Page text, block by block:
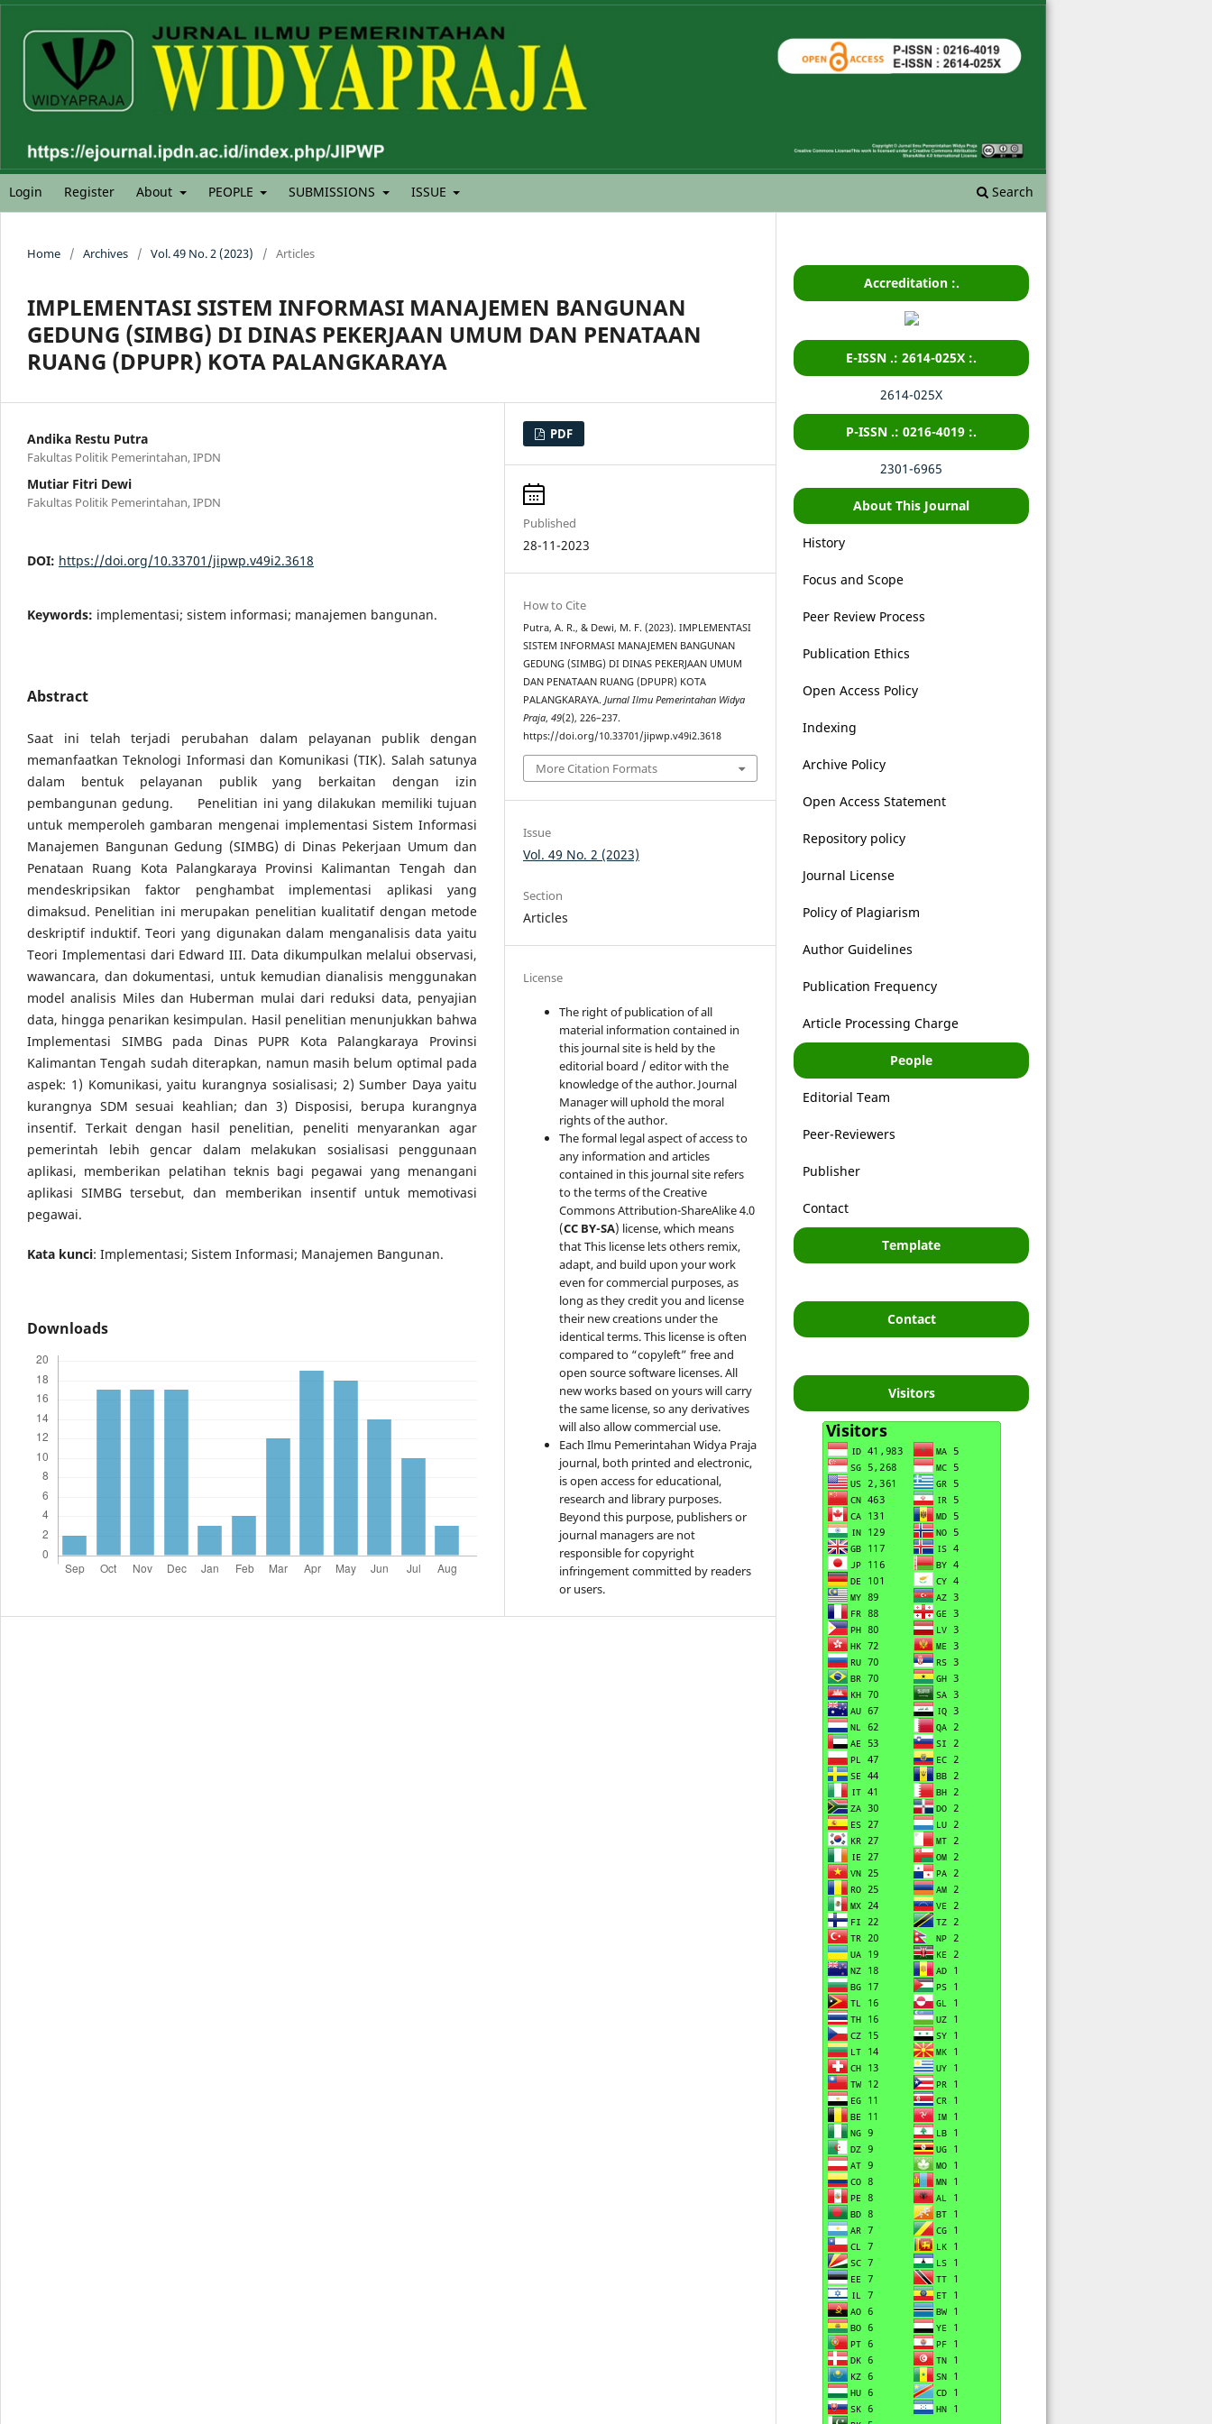
Login Register About PEOPLE SUBMISSIONS ISSUE Search
Home / Archives / Vol. 49 No. 2 (2023) / Articles
IMPLEMENTASI SISTEM INFORMASI MANAJEMEN BANGUNAN
GEDUNG (SIMBG) DI DINAS PEKERJAAN UMUM DAN PENATAAN
RUANG (DPUPR) KOTA PALANGKARAYA
Andika Restu Putra
Fakultas Politik Pemerintahan, IPDN
Mutiar Fitri Dewi
Fakultas Politik Pemerintahan, IPDN
DOI: https://doi.org/10.33701/jipwp.v49i2.3618
Keywords: implementasi; sistem informasi; manajemen bangunan.
Abstract
Saat ini telah terjadi perubahan dalam pelayanan publik dengan
memanfaatkan Teknologi Informasi dan Komunikasi (TIK). Salah satunya
dalam bentuk pelayanan publik yang berkaitan dengan izin
pembangunan gedung.
Penelitian ini yang dilakukan memiliki tujuan
untuk memperoleh gambaran mengenai implementasi Sistem Informasi
Manajemen Bangunan Gedung (SIMBG) di Dinas Pekerjaan Umum dan
Penataan Ruang Kota Palangkaraya Provinsi Kalimantan Tengah dan
mendeskripsikan faktor penghambat implementasi aplikasi yang
dimaksud. Penelitian ini merupakan penelitian kualitatif dengan metode
deskriptif induktif. Teori yang digunakan dalam menganalisis data yaitu
Teori Implementasi dari Edward III. Data dikumpulkan melalui observasi,
wawancara, dan dokumentasi, untuk kemudian dianalisis menggunakan
model analisis Miles dan Huberman mulai dari reduksi data, penyajian
data, hingga penarikan kesimpulan. Hasil penelitian menunjukkan bahwa
Implementasi SIMBG pada Dinas PUPR Kota Palangkaraya Provinsi
Kalimantan Tengah sudah diterapkan, namun masih belum optimal pada
aspek: 1) Komunikasi, yaitu kurangnya sosialisasi; 2) Sumber Daya yaitu
kurangnya SDM sesuai keahlian; dan 3) Disposisi, berupa kurangnya
insentif. Terkait dengan hasil penelitian, peneliti menyarankan agar
pemerintah lebih gencar dalam melakukan sosialisasi penggunaan
aplikasi, memberikan pelatihan teknis bagi pegawai yang menangani
aplikasi SIMBG tersebut, dan memberikan insentif untuk memotivasi
pegawai.
Kata kunci: Implementasi; Sistem Informasi; Manajemen Bangunan.
Downloads
PDF
Published
28-11-2023
How to Cite
Putra, A. R., & Dewi, M. F. (2023). IMPLEMENTASI
SISTEM INFORMASI MANAJEMEN BANGUNAN
GEDUNG (SIMBG) DI DINAS PEKERJAAN UMUM
DAN PENATAAN RUANG (DPUPR) KOTA
PALANGKARAYA.Jurnal Ilmu Pemerintahan Widya
Praja,49(2), 226–237.
https://doi.org/10.33701/jipwp.v49i2.3618
More Citation Formats
Issue
Vol. 49 No. 2 (2023)
Section
Articles
License
The right of publication of all
material information contained in
this journal site is held by the
editorial board / editor with the
knowledge of the author. Journal
Manager will uphold the moral
rights of the author.
The formal legal aspect of access to
any information and articles
contained in this journal site refers
to the terms of the Creative
Commons Attribution-ShareAlike 4.0
(CC BY-SA) license, which means
that This license lets others remix,
adapt, and build upon your work
even for commercial purposes, as
long as they credit you and license
their new creations under the
identical terms. This license is often
compared to “copyleft” free and
open source software licenses. All
new works based on yours will carry
the same license, so any derivatives
will also allow commercial use.
Each Ilmu Pemerintahan Widya Praja
journal, both printed and electronic,
is open access for educational,
research and library purposes.
Beyond this purpose, publishers or
journal managers are not
responsible for copyright
infringement committed by readers
or users.
Accreditation :.
E-ISSN .: 2614-025X :.
2614-025X
P-ISSN .: 0216-4019 :.
2301-6965
About This Journal
History
Focus and Scope
Peer Review Process
Publication Ethics
Open Access Policy
Indexing
Archive Policy
Open Access Statement
Repository policy
Journal License
Policy of Plagiarism
Author Guidelines
Publication Frequency
Article Processing Charge
People
Editorial Team
Peer-Reviewers
Publisher
Contact
Template
Contact
Visitors